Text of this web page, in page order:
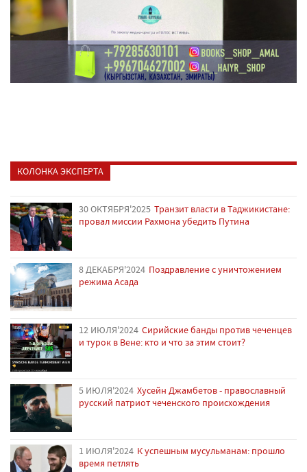
КОЛОНКА ЭКСПЕРТА
30 ОКТЯБРЯ'2025 Транзит власти в Таджикистане:
провал миссии Рахмона убедить Путина
8 ДЕКАБРЯ'2024 Поздравление с уничтожением
режима Асада
12 ИЮЛЯ'2024 Сирийские банды против чеченцев
и турок в Вене: кто и что за этим стоит?
5 ИЮЛЯ'2024 Хусейн Джамбетов - православный
русский патриот чеченского происхождения
1 ИЮЛЯ'2024 К успешным мусульманам: прошло
время петлять